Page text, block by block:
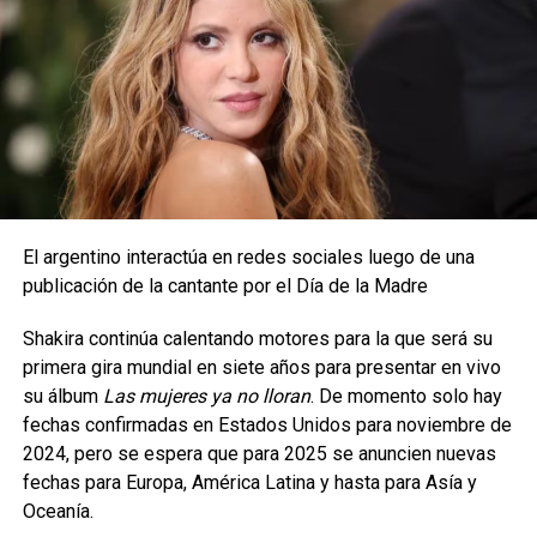
El argentino interactúa en redes sociales luego de una
publicación de la cantante por el Día de la Madre
Shakira continúa calentando motores para la que será su
primera gira mundial en siete años para presentar en vivo
su álbum Las mujeres ya no lloran. De momento solo hay
fechas confirmadas en Estados Unidos para noviembre de
2024, pero se espera que para 2025 se anuncien nuevas
fechas para Europa, América Latina y hasta para Asía y
Oceanía.